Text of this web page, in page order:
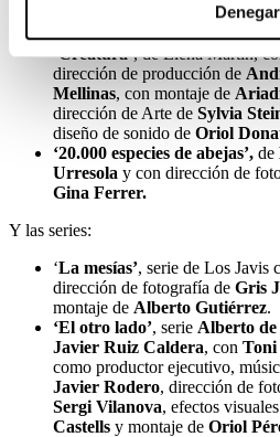
Denegar
‘El fantástico caso del Golem’,
Burnin Percebes.
‘Creatura’, de Elena Martín,
dirección de producción de
Mellinas, con montaje de
dirección de Arte de Sylvia
diseño de sonido de Oriol
‘20.000 especies de abejas’, de
Urresola y con dirección de
Gina Ferrer.
Y las series:
‘La mesías’, serie de Los Javis
dirección de fotografía de Gris
montaje de Alberto Gutiérrez.
‘El otro lado’, serie Alberto
Javier Ruiz Caldera, con Toni
como productor ejecutivo,
Javier Rodero, dirección de
Sergi Vilanova, efectos
Castells y montaje de Oriol